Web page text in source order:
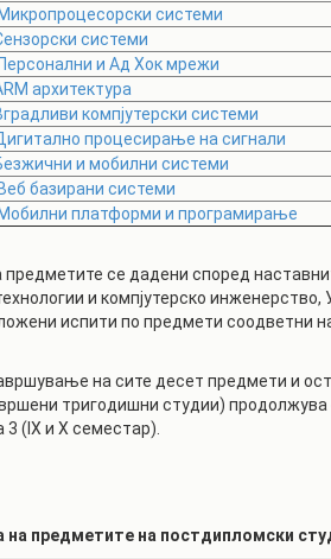
Микропроцесорски системи
системи
Персонални и Ад Хок мрежи
архитектура
компјутерски системи
процесирање на сигнали
и мобилни системи
Веб базирани системи
Мобилни платформи и програмирање
предметите се дадени според
и компјутерско
испити по предмети соодветни
на сите десет предмети и
тригодишни студии)
(IX и X семестар).
на предметите на постдипломски